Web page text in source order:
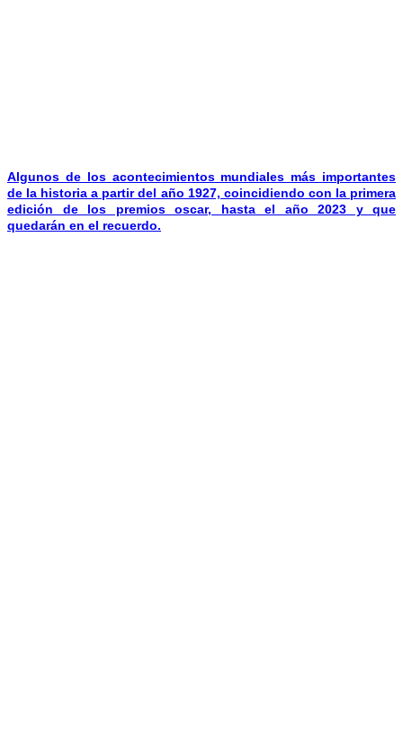
Algunos de los acontecimientos mundiales más importantes
de la historia a partir del año 1927, coincidiendo con la primera
edición de los premios oscar, hasta el año 2023 y que
quedarán en el recuerdo.